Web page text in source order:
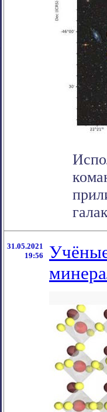
31.05.2021
19:56